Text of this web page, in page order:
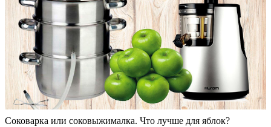
Соковарка или соковыжималка. Что лучше для яблок?